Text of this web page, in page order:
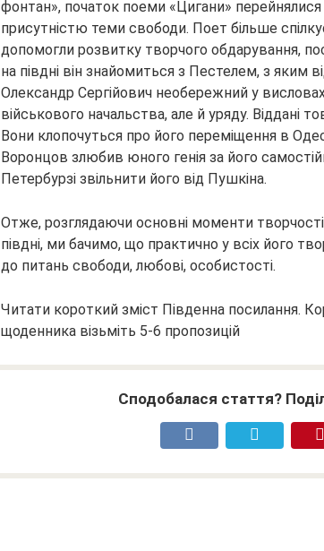
фонтан», початок поеми «Цигани»
присутністю теми свободи. Поет більше
допомогли розвитку творчого обдарування,
на півдні він знайомиться з Пестелем, з яким
Олександр Сергійович необережний у
військового начальства, але й уряду. Віддані
Вони клопочуться про його переміщення в
Воронцов злюбив юного генія за його
Петербурзі звільнити його від Пушкіна.
Отже, розглядаючи основні моменти
півдні, ми бачимо, що практично у всіх його
до питань свободи, любові, особистості.
Читати короткий зміст Південна посилання.
щоденника візьміть 5-6 пропозицій
Сподобалася стаття?